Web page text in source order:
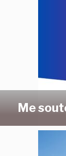
Me